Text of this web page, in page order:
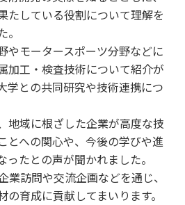
たしている役割について理解を
やモータースポーツ分野などに
加工・検査技術について紹介が
学との共同研究や技術連携につ
地域に根ざした企業が高度な技
とへの関心や、今後の学びや進
たとの声が聞かれました。
業訪問や交流企画などを通じ、
育成に貢献してまいります。